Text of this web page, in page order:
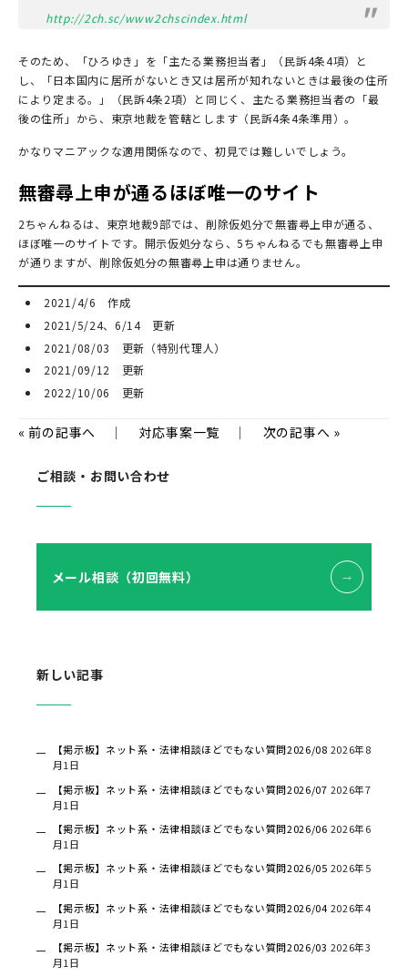
http://2ch.sc/www2chscindex.html
そのため、「ひろゆき」を「主たる業務担当者」（民訴4条4項）と
し、「日本国内に居所がないとき又は居所が知れないときは最後の住所
により定まる。」（民訴4条2項）と同じく、主たる業務担当者の「最
後の住所」から、東京地裁を管轄とします（民訴4条4条準用）。
かなりマニアックな適用関係なので、初見では難しいでしょう。
無審尋上申が通るほぼ唯一のサイト
2ちゃんねるは、東京地裁9部では、削除仮処分で無審尋上申が通る、
ほぼ唯一のサイトです。開示仮処分なら、5ちゃんねるでも無審尋上申
が通りますが、削除仮処分の無審尋上申は通りません。
2021/4/6 作成
2021/5/24、6/14 更新
2021/08/03 更新（特別代理人）
2021/09/12 更新
2022/10/06 更新
« 前の記事へ ｜ 対応事案一覧 ｜ 次の記事へ »
ご相談・お問い合わせ
メール相談（初回無料）
新しい記事
【掲示板】ネット系・法律相談ほどでもない質問2026/08 2026年8
月1日
【掲示板】ネット系・法律相談ほどでもない質問2026/07 2026年7
月1日
【掲示板】ネット系・法律相談ほどでもない質問2026/06 2026年6
月1日
【掲示板】ネット系・法律相談ほどでもない質問2026/05 2026年5
月1日
【掲示板】ネット系・法律相談ほどでもない質問2026/04 2026年4
月1日
【掲示板】ネット系・法律相談ほどでもない質問2026/03 2026年3
月1日